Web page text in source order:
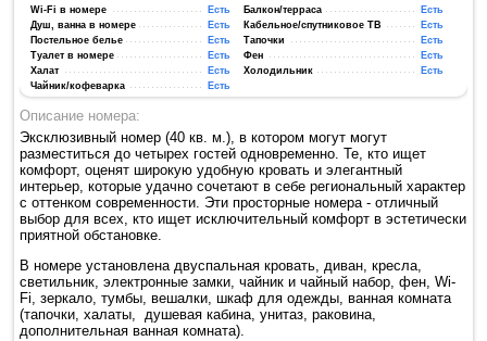
Wi-Fi в номере Есть Балкон/терраса
Есть
Душ, ванна в номере
Есть Кабельное/спутниковое ТВ
Есть
Постельное белье
Есть Тапочки
Есть
Туалет в номере
Есть Фен
Есть
Халат
Есть Холодильник
Есть
Чайник/кофеварка
Есть
Описание номера:
Эксклюзивный номер (40 кв. м.), в котором могут могут
разместиться до четырех гостей одновременно. Те, кто ищет
комфорт, оценят широкую удобную кровать и элегантный
интерьер, которые удачно сочетают в себе региональный характер
с оттенком современности. Эти просторные номера - отличный
выбор для всех, кто ищет исключительный комфорт в эстетически
приятной обстановке.
В номере установлена двуспальная кровать, диван, кресла,
светильник, электронные замки, чайник и чайный набор, фен, Wi-
Fi, зеркало, тумбы, вешалки, шкаф для одежды, ванная комната
(тапочки, халаты, душевая кабина, унитаз, раковина,
дополнительная ванная комната).